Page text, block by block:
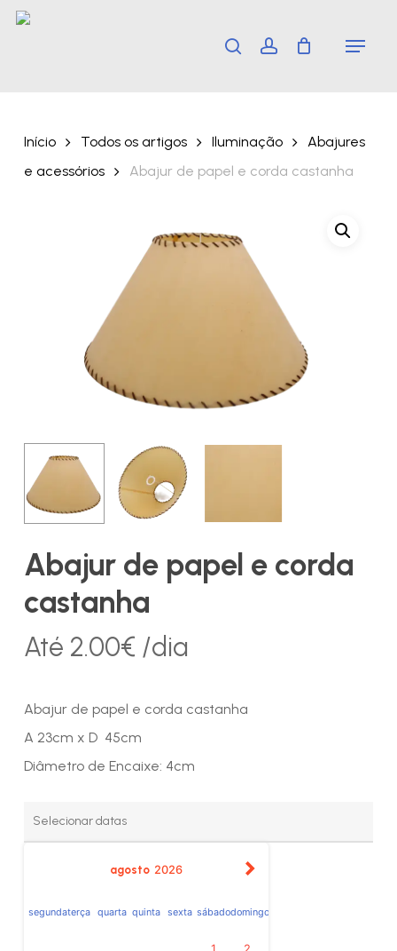
Skip
search account Menu
Início Todos os artigos Iluminação
Abajures
e acessórios
Abajur de papel e corda castanha
Abajur de papel e corda
castanha
Até 2.00€ /dia
Abajur de papel e corda castanha
A 23cm x D 45cm
Diâmetro de Encaixe: 4cm
agosto 2026
segundaterça quarta quinta sexta sábadodomingo